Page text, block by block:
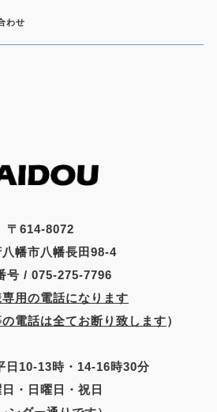
〒614-8072
幡市八幡長田98-4
号 / 075-275-7796
用の電話になります
電話は全てお断り致します）
日10-13時・14-16時30分
・日曜日・祝日
わせ